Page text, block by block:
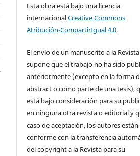
Esta obra está bajo una licencia
internacionalCreative Commons
Atribución-CompartirIgual 4.0.
El envío de un manuscrito a la Revista
supone que el trabajo no ha sido
anteriormente (excepto en la forma
abstract o como parte de una tesis),
está bajo consideración para su
en ninguna otra revista o editorial y
caso de aceptación, los autores están
conforme con la transferencia
del copyright a la Revista para su